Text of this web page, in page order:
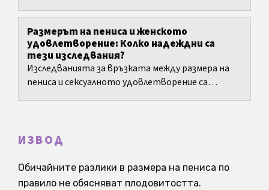
Размерът на пениса и женското
удовлетворение: Колко надеждни са
тези изследвания?
Изследванията за връзката между размера на
пениса и сексуалното удовлетворение са
ИЗВОД
Обичайните разлики в размера на пениса по
правило не обясняват плодовитостта.